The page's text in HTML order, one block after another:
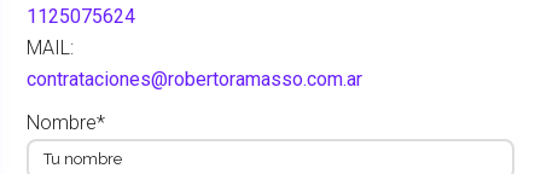
1125075624
MAIL:
contrataciones@robertoramasso.com.ar
Nombre*